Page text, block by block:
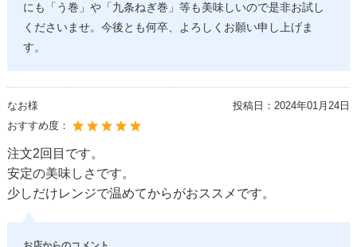
にも「う巻」や「九条ねぎ巻」等も美味しいので是非お試し
くださいませ。今後とも何卒、よろしくお願い申し上げま
す。
なお様 投稿日： 2024年01月24日
おすすめ度：
注文2回目です。
安定の美味しさです。
少しだけレンジで温めてからがおススメです。